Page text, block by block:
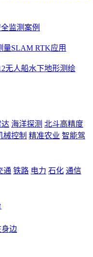
监测案例
量SLAM RTK应用
无人船水下地形测绘
海洋探测 北斗高精度
械控制 精准农业 智能驾
通 铁路 电力 石化 通信
边